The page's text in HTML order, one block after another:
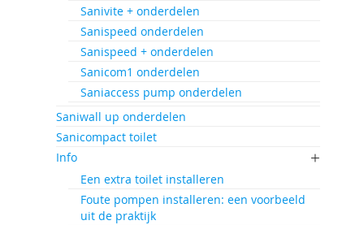
Sanivite + onderdelen
Sanispeed onderdelen
Sanispeed + onderdelen
Sanicom1 onderdelen
Saniaccess pump onderdelen
Saniwall up onderdelen
Sanicompact toilet
Info
Een extra toilet installeren
Foute pompen installeren: een voorbeeld
uit de praktijk